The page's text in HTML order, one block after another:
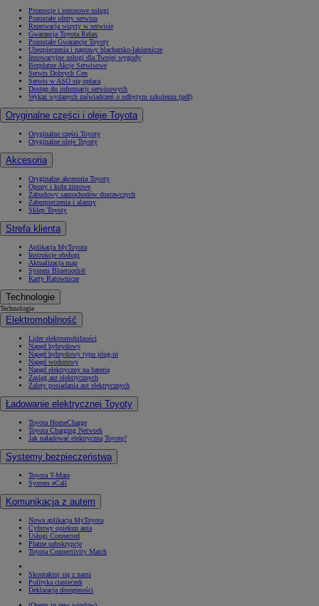
Promocje i sezonowe usługi
Pozostałe oferty serwisu
Rezerwacja wizyty w serwisie
Gwarancja Toyota Relax
Pozostałe Gwarancje Toyoty
Ubezpieczenia i naprawy blacharsko-lakiernicze
Innowacyjne usługi dla Twojej wygody
Bezpłatne Akcje Serwisowe
Serwis Dobrych Cen
Serwis w ASO się opłaca
Dostęp do informacji serwisowych
Wykaz wydanych zaświadczeń o odbytym szkoleniu (pdf)
Oryginalne części i oleje Toyota
Oryginalne części Toyoty
Oryginalne oleje Toyoty
Akcesoria
Oryginalne akcesoria Toyoty
Opony i koła zimowe
Zabudowy samochodów dostawczych
Zabezpieczenia i alarmy
Sklep Toyoty
Strefa klienta
Aplikacja MyToyota
Instrukcje obsługi
Aktualizacja map
System Bluetooth®
Karty Ratownicze
Technologie
Technologie
Elektromobilność
Lider elektromobilności
Napęd hybrydowy
Napęd hybrydowy typu plug-in
Napęd wodorowy
Napęd elektryczny na baterię
Zasięg aut elektrycznych
Zalety posiadania aut elektrycznych
Ładowanie elektrycznej Toyoty
Toyota HomeCharge
Toyota Charging Network
Jak naładować elektryczną Toyotę?
Systemy bezpieczeństwa
Toyota T-Mate
System eCall
Komunikacja z autem
Nowa aplikacja MyToyota
Cyfrowy opiekun auta
Usługi Connected
Płatne subskrypcje
Toyota Connectivity Match
Skontaktuj się z nami
Polityka ciasteczek
Deklaracja dostępności